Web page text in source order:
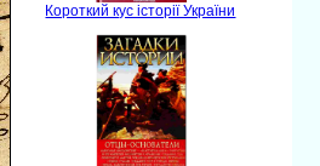
Короткий кус історії України